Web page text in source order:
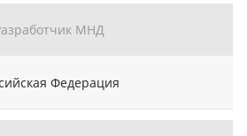
МНД
Федерация